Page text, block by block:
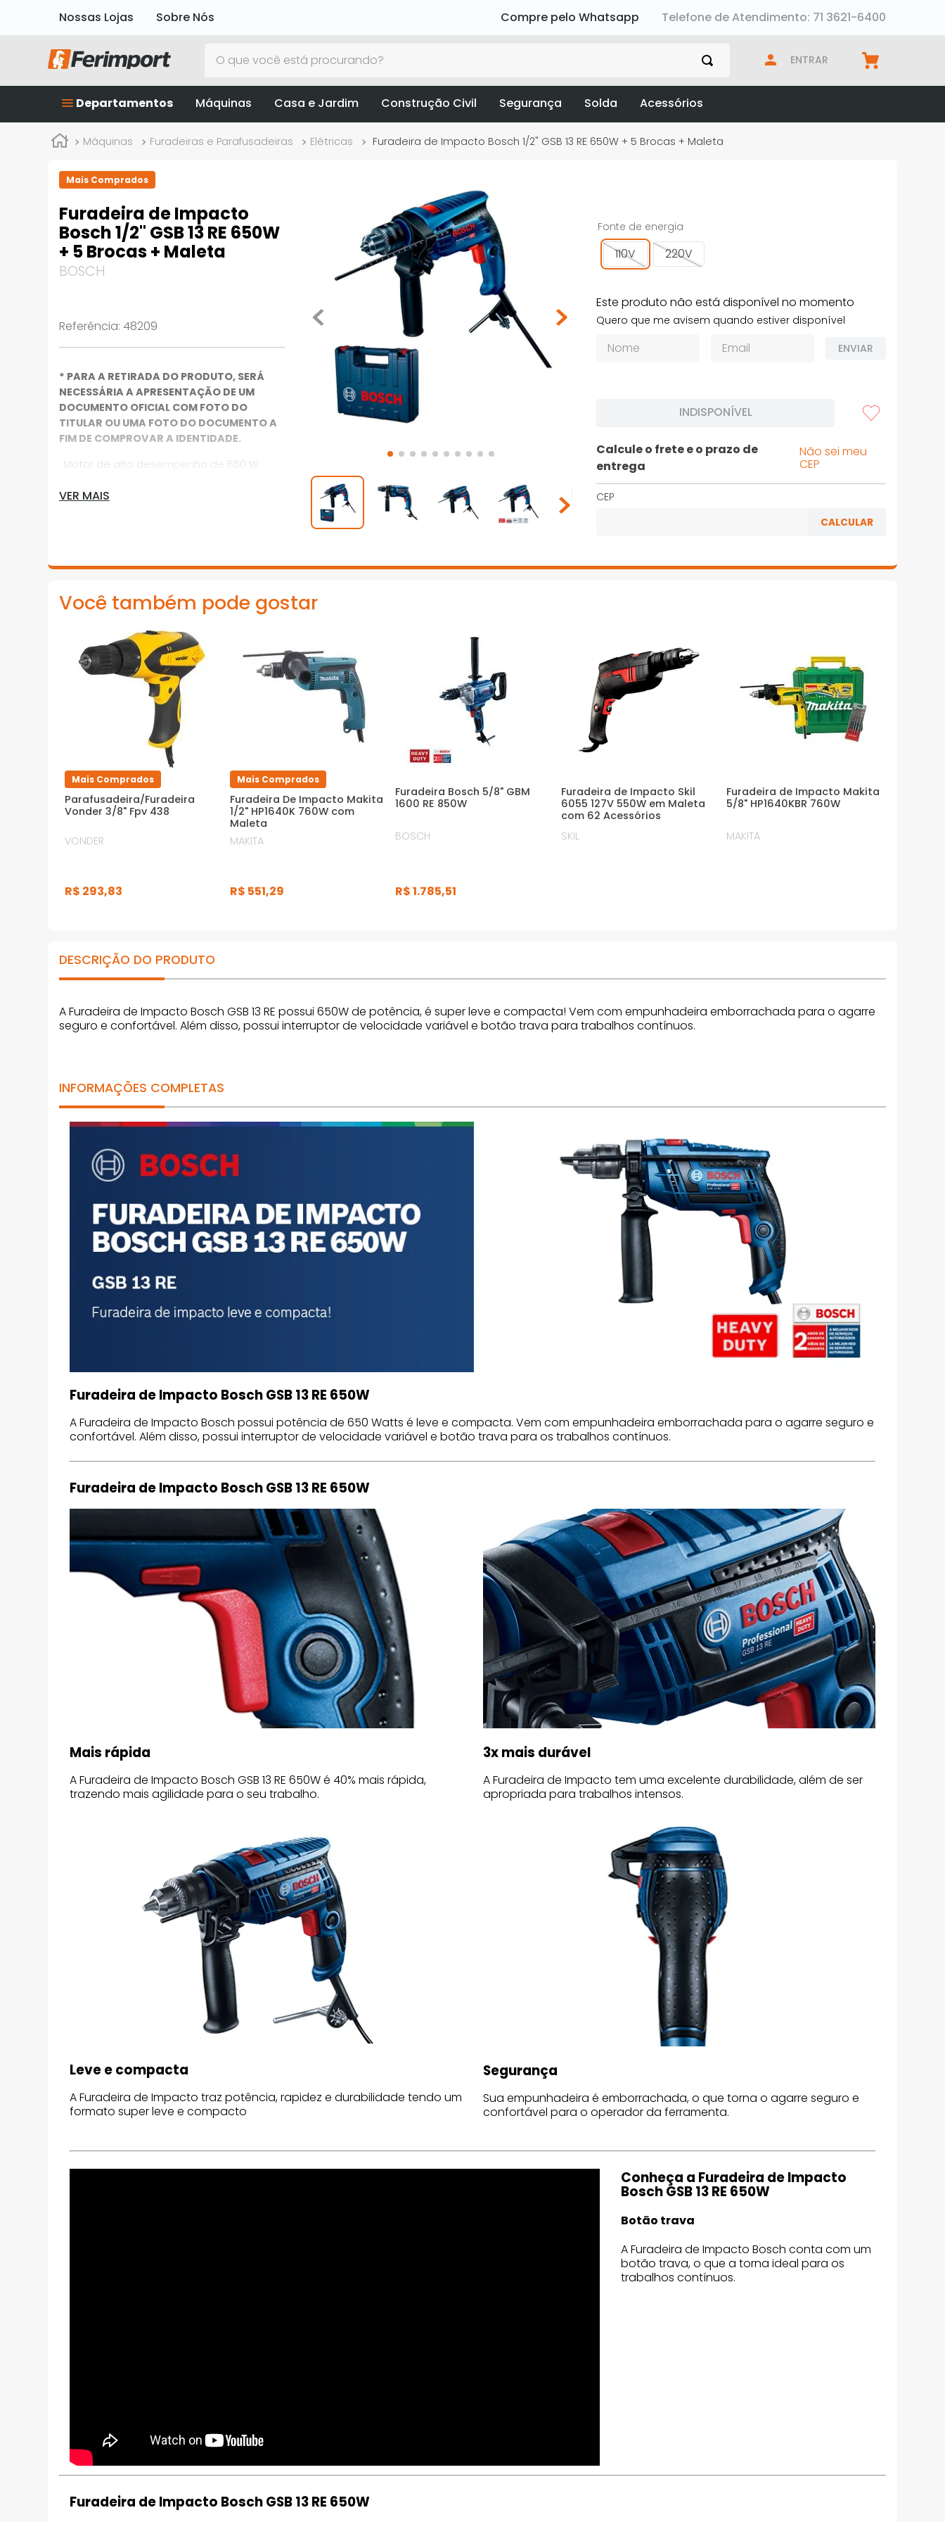
Nossas Lojas Sobre Nós Compre pelo Whatsapp
Telefone de Atendimento: 71 3621-6400
ENTRAR
Departamentos Máquinas Casa e Jardim Construção Civil Segurança Solda Acessórios
Máquinas Furadeiras e Parafusadeiras Elétricas Furadeira de Impacto Bosch 1/2" GSB 13 RE 650W + 5 Brocas + Maleta
Mais Comprados
Furadeira de Impacto
Bosch 1/2" GSB 13 RE 650W
+ 5 Brocas + Maleta
BOSCH
Referência: 48209
* PARA A RETIRADA DO PRODUTO, SERÁ
NECESSÁRIA A APRESENTAÇÃO DE UM
DOCUMENTO OFICIAL COM FOTO DO
TITULAR OU UMA FOTO DO DOCUMENTO A
FIM DE COMPROVAR A IDENTIDADE.
· Motor de alto desempenho de 650 W
dos usuários
· Empunhadeira emborrachada: agarre
· Uso industrial Trabalho intenso
*Imagens meramente ilustrativas
VER MAIS
Fonte de energia
110V 220V
Este produto não está disponível no momento
Quero que me avisem quando estiver disponível
ENVIAR
INDISPONÍVEL
Calcule o frete e o prazo de
entrega
Não sei meu
CEP
CEP
Você também pode gostar
Mais Comprados
Parafusadeira/Furadeira
Vonder 3/8" Fpv 438
VONDER
R$ 293,83
Mais Comprados
Furadeira De Impacto Makita
1/2" HP1640K 760W com
Maleta
MAKITA
R$ 551,29
Furadeira Bosch 5/8" GBM
1600 RE 850W
BOSCH
R$1.785,51
Furadeira de Impacto Skil
6055 127V 550W em Maleta
com 62 Acessórios
SKIL
Furadeira de Impacto Makita
5/8" HP1640KBR 760W
MAKITA
DESCRIÇÃO DO PRODUTO
A Furadeira de Impacto Bosch GSB 13 RE possui 650W de potência, é super leve e compacta! Vem com empunhadeira emborrachada para o agarre
seguro e confortável. Além disso, possui interruptor de velocidade variável e botão trava para trabalhos contínuos.
INFORMAÇÕES COMPLETAS
Furadeira de Impacto Bosch GSB 13 RE 650W
A Furadeira de Impacto Bosch possui potência de 650 Watts é leve e compacta. Vem com empunhadeira emborrachada para o agarre seguro e
confortável. Além disso, possui interruptor de velocidade variável e botão trava para os trabalhos contínuos.
Furadeira de Impacto Bosch GSB 13 RE 650W
Mais rápida
A Furadeira de Impacto Bosch GSB 13 RE 650W é 40% mais rápida,
trazendo mais agilidade para o seu trabalho.
3x mais durável
A Furadeira de Impacto tem uma excelente durabilidade, além de ser
apropriada para trabalhos intensos.
Leve e compacta
A Furadeira de Impacto traz potência, rapidez e durabilidade tendo um
formato super leve e compacto
Segurança
Sua empunhadeira é emborrachada, o que torna o agarre seguro e
confortável para o operador da ferramenta.
Conheça a Furadeira de Impacto
Bosch GSB 13 RE 650W
Botão trava
A Furadeira de Impacto Bosch conta com um
botão trava, o que a torna ideal para os
trabalhos contínuos.
Furadeira de Impacto Bosch GSB 13 RE 650W